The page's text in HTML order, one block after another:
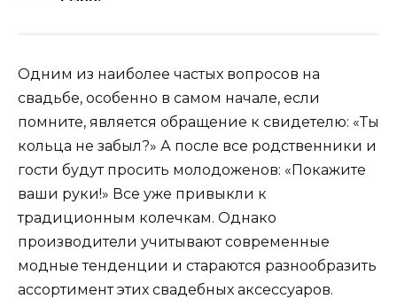
Одним из наиболее частых вопросов на
свадьбе, особенно в самом начале, если
помните, является обращение к свидетелю: «Ты
кольца не забыл?» А после все родственники и
гости будут просить молодоженов: «Покажите
ваши руки!» Все уже привыкли к
традиционным колечкам. Однако
производители учитывают современные
модные тенденции и стараются разнообразить
ассортимент этих свадебных аксессуаров.